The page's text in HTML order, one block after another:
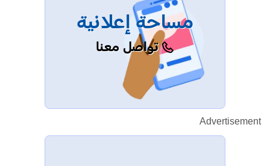
مساحة إعلانية
تواصل معنا
Advertisement